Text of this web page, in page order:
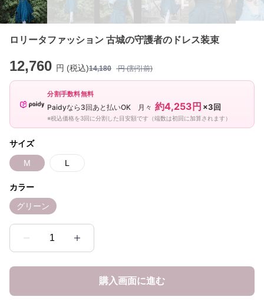
ロリータファッション 古城の守護者のドレス装束
12,760 円 (税込)14,180 円 (割引前)
分割手数料無料
Paidyなら3回あと払いOK 月々 約4,253円 ×3回
※税込価格を3回に分割した目安額です（端数は初回に加算されます）
サイズ
M L
カラー
グリーン
1
購入画面に進む